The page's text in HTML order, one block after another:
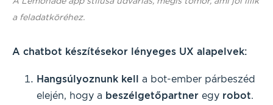
a feladatköréhez.
A chatbot készítésekor lényeges UX alapelvek:
Hangsúlyoznunk kell a bot-ember párbeszéd
elején, hogy a beszélgetőpartner egy robot.